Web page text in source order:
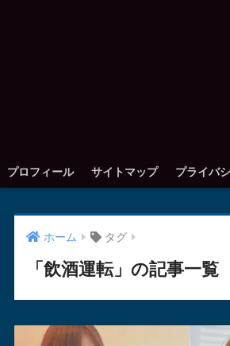
プロフィール サイトマップ プライバ
ホーム タグ
「飲酒運転」の記事一覧